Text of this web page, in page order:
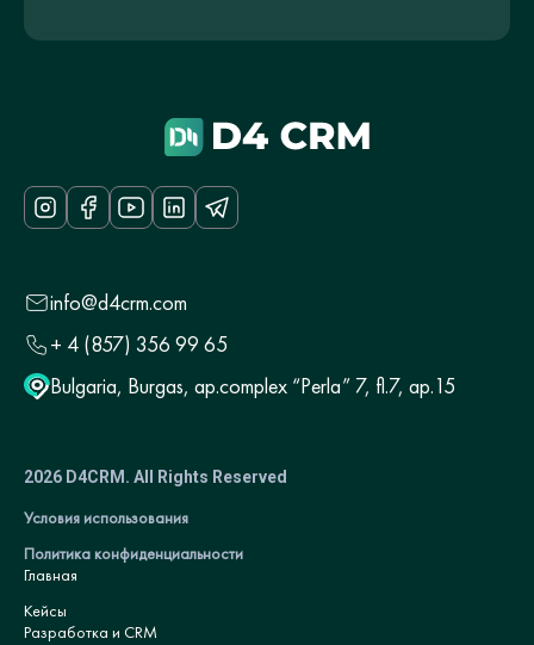
info@d4crm.com
+ 4 (857) 356 99 65
Bulgaria, Burgas, ap.complex “Perla” 7, fl.7, ap.15
2026 D4CRM. All Rights Reserved
Условия использования
Политика конфиденциальности
Главная
Кейсы
Разработка и CRM